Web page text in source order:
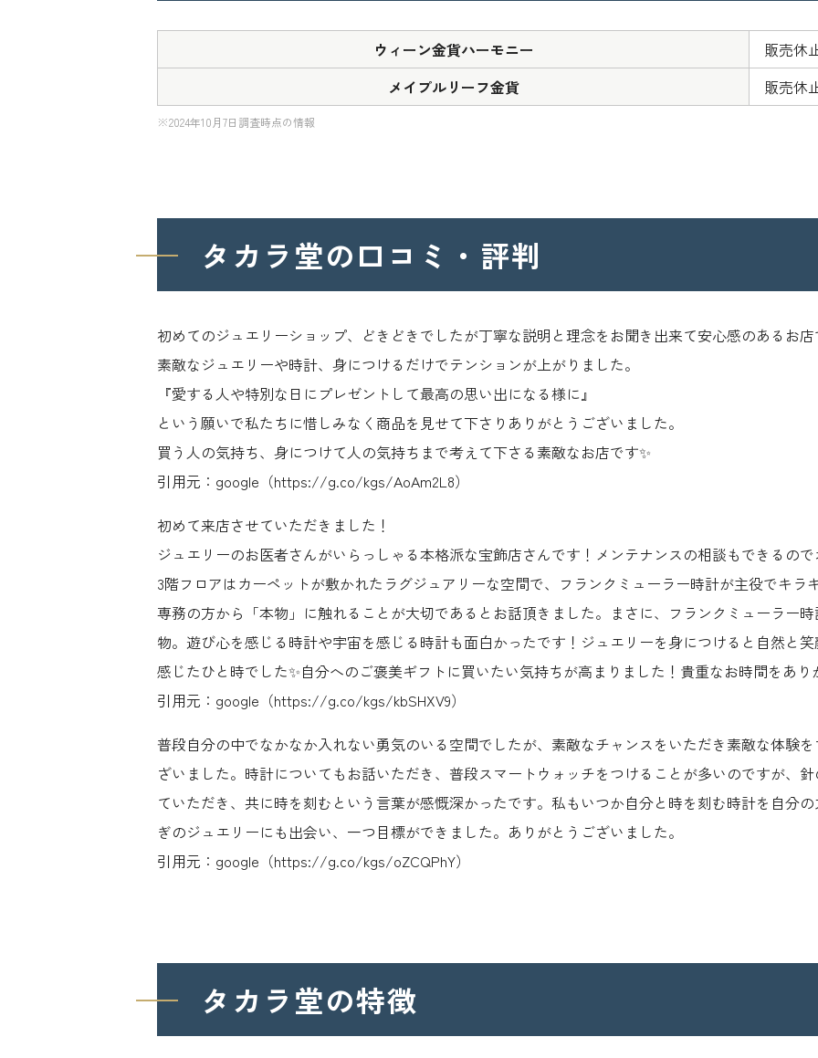
ウィーン金貨ハーモニー
販売休
メイプルリーフ金貨
販売休
※2024年10月7日調査時点の情報
タカラ堂の口コミ・評判
初めてのジュエリーショップ、どきどきでしたが丁寧な説明と理念をお聞き出来て安心感のあるお
素敵なジュエリーや時計、身につけるだけでテンションが上がりました。
『愛する人や特別な日にプレゼントして最高の思い出になる様に』
という願いで私たちに惜しみなく商品を見せて下さりありがとうございました。
買う人の気持ち、身につけて人の気持ちまで考えて下さる素敵なお店です✨
引用元：google（https://g.co/kgs/AoAm2L8）
初めて来店させていただきました！
ジュエリーのお医者さんがいらっしゃる本格派な宝飾店さんです！メンテナンスの相談もできるの
3階フロアはカーペットが敷かれたラグジュアリーな空間で、フランクミューラー時計が主役でキラ
専務の方から「本物」に触れることが大切であるとお話頂きました。まさに、フランクミューラー
物。遊び心を感じる時計や宇宙を感じる時計も面白かったです！ジュエリーを身につけると自然と
感じたひと時でした✨自分へのご褒美ギフトに買いたい気持ちが高まりました！貴重なお時間をあ
引用元：google（https://g.co/kgs/kbSHXV9）
普段自分の中でなかなか入れない勇気のいる空間でしたが、素敵なチャンスをいただき素敵な体験
ざいました。時計についてもお話いただき、普段スマートウォッチをつけることが多いのですが、
ていただき、共に時を刻むという言葉が感慨深かったです。私もいつか自分と時を刻む時計を自分
ぎのジュエリーにも出会い、一つ目標ができました。ありがとうございました。
引用元：google（https://g.co/kgs/oZCQPhY）
タカラ堂の特徴